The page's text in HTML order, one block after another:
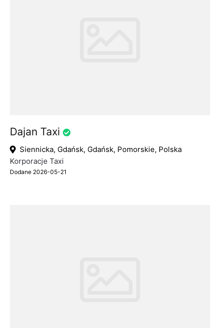
Dajan Taxi
Siennicka, Gdańsk, Gdańsk, Pomorskie, Polska
Korporacje Taxi
Dodane 2026-05-21